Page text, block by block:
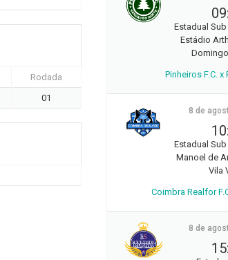
Rodada
01
Estadual Sub
Estádio
Pinheiros F.C. x
8 de
Estadual Sub
Manoel de
Vila
Coimbra Realfor
8 de